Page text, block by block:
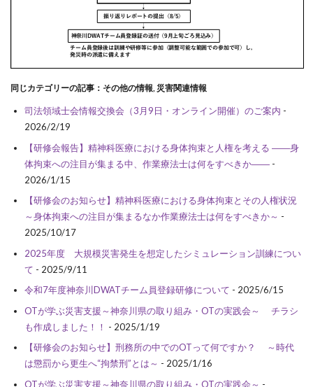
同じカテゴリーの記事：その他の情報, 災害関連情報
司法領域士会情報交換会（3月9日・オンライン開催）のご案内 -
2026/2/19
【研修会報告】精神科医療における身体拘束と人権を考える ――身
体拘束への注目が集まる中、作業療法士は何をすべきか――-
2026/1/15
【研修会のお知らせ】精神科医療における身体拘束とその人権状況
～身体拘束への注目が集まるなか作業療法士は何をすべきか～ -
2025/10/17
2025年度 大規模災害発生を想定したシミュレーション訓練につい
て - 2025/9/11
令和7年度神奈川DWATチーム員登録研修について - 2025/6/15
OTが学ぶ災害支援～神奈川県の取り組み・OTの実践会～ チラシ
も作成しました！！ - 2025/1/19
【研修会のお知らせ】刑務所の中でのOTって何ですか？ ～時代
は懲罰から更生へ“拘禁刑”とは～ - 2025/1/16
OTが学ぶ災害支援～神奈川県の取り組み・OTの実践会～ -